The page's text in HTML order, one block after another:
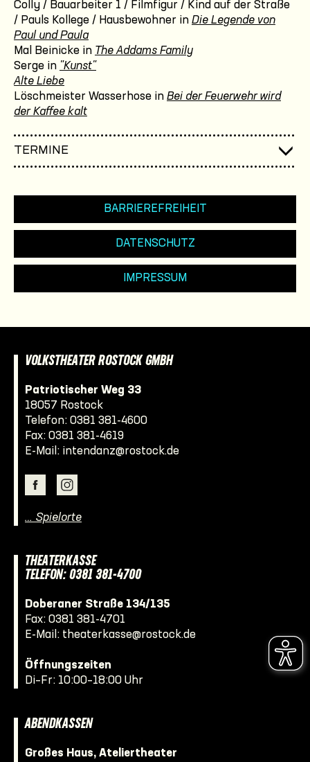
Colly / Bauarbeiter 1 / Filmfigur / Kind auf der Straße
/ Pauls Kollege / Hausbewohner in Die Legende von
Paul und Paula
Mal Beinicke in The Addams Family
Serge in "Kunst"
Alte Liebe
Löschmeister Wasserhose in Bei der Feuerwehr wird
der Kaffee kalt
TERMINE
BARRIEREFREIHEIT
DATENSCHUTZ
IMPRESSUM
VOLKSTHEATER ROSTOCK GMBH
Patriotischer Weg 33
18057 Rostock
Telefon: 0381 381-4600
Fax: 0381 381-4619
E-Mail: intendanz@rostock.de
… Spielorte
THEATERKASSE
TELEFON: 0381 381-4700
Doberaner Straße 134/135
Fax: 0381 381-4701
E-Mail: theaterkasse@rostock.de
Öffnungszeiten
Di–Fr: 10:00–18:00 Uhr
ABENDKASSEN
Großes Haus, Ateliertheater